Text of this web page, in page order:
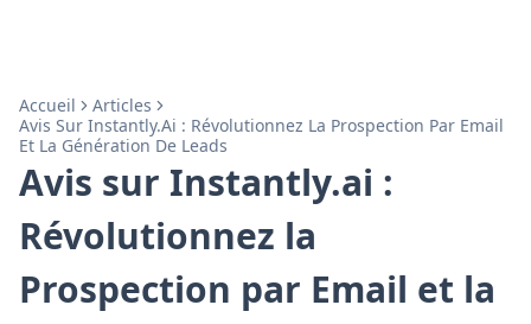
Accueil
Articles
Avis Sur Instantly.ai : Révolutionnez La Prospection Par Email
Et La Génération De Leads
Avis sur Instantly.ai :
Révolutionnez la
Prospection par Email et la